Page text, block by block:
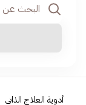
أدوية العلاج الذاتي